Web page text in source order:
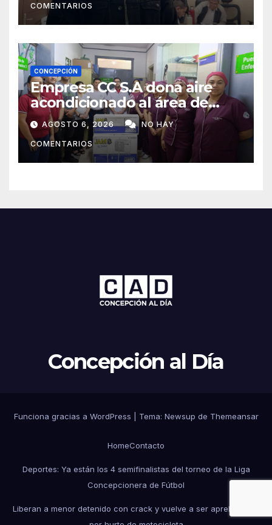
COMENTARIOS
CONCEPCIÓN
Empresa CC S.A dona aire
acondicionado al área de
maternidad del IPS de
Concepción
AGOSTO 6, 2026 NO HAY
COMENTARIOS
Concepción al Día
Funciona gracias a WordPress Tema: Newsup de Themeansar
HomeContacto
Deportes: Ya están los 4 semifinalistas del torneo de la Liga
Concepcionera de Fútbol
Liberan a menor detenido con crack y vuelve a ser aprehendido